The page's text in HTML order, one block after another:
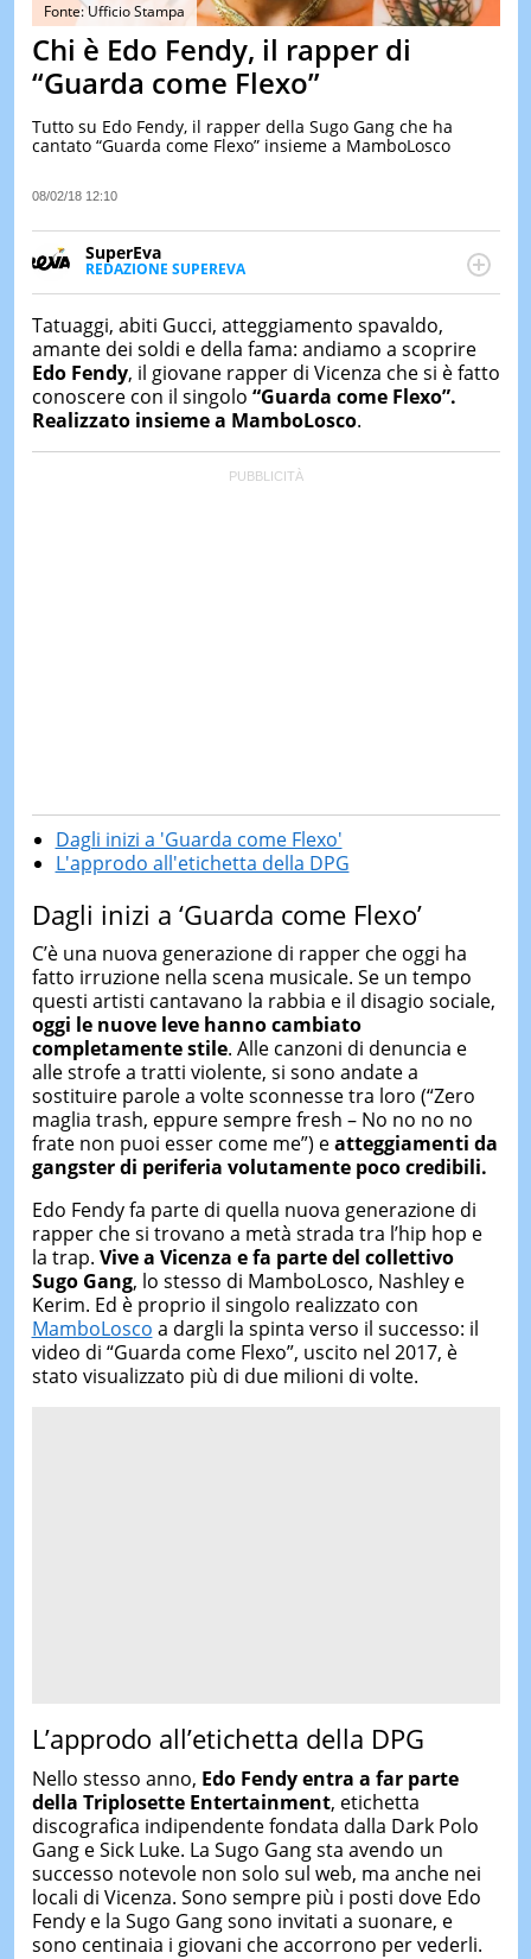
&
TEST
LE
DI
Fonte: Ufficio Stampa
Chi è Edo Fendy, il rapper di
“Guarda come Flexo”
Tutto su Edo Fendy, il rapper della Sugo Gang che ha
cantato “Guarda come Flexo” insieme a MamboLosco
08/02/18 12:10
SuperEva
REDAZIONE SUPEREVA
SuperEva è il magazine di Italiaonline dedicato a
Pensato per tutti ma soprattutto per la GenZ, molto
“social” e sempre in cerca di notizie originali. Dalle
tendenze del momento ai fatti più strani alle
scoperte più divertenti: mille storie da scoprire ogni
giorno”
Tatuaggi, abiti Gucci, atteggiamento spavaldo,
amante dei soldi e della fama: andiamo a scoprire
Edo Fendy, il giovane rapper di Vicenza che si è fatto
conoscere con il singolo “Guarda come Flexo”.
Realizzato insieme a MamboLosco.
Dagli inizi a 'Guarda come Flexo'
L'approdo all'etichetta della DPG
Dagli inizi a ‘Guarda come Flexo’
C’è una nuova generazione di rapper che oggi ha
fatto irruzione nella scena musicale. Se un tempo
questi artisti cantavano la rabbia e il disagio sociale,
oggi le nuove leve hanno cambiato
completamente stile. Alle canzoni di denuncia e
alle strofe a tratti violente, si sono andate a
sostituire parole a volte sconnesse tra loro (“Zero
maglia trash, eppure sempre fresh – No no no no
frate non puoi esser come me”) eatteggiamenti da
gangster di periferia volutamente poco credibili.
Edo Fendy fa parte di quella nuova generazione di
rapper che si trovano a metà strada tra l’hip hop e
la trap. Vive a Vicenza e fa parte del collettivo
Sugo Gang, lo stesso di MamboLosco, Nashley e
Kerim. Ed è proprio il singolo realizzato con
MamboLosco a dargli la spinta verso il successo: il
video di “Guarda come Flexo”, uscito nel 2017, è
stato visualizzato più di due milioni di volte.
L’approdo all’etichetta della DPG
Nello stesso anno, Edo Fendy entra a far parte
della Triplosette Entertainment, etichetta
discografica indipendente fondata dalla Dark Polo
Gang e Sick Luke. La Sugo Gang sta avendo un
successo notevole non solo sul web, ma anche nei
locali di Vicenza. Sono sempre più i posti dove Edo
Fendy e la Sugo Gang sono invitati a suonare, e
sono centinaia i giovani che accorrono per vederli.